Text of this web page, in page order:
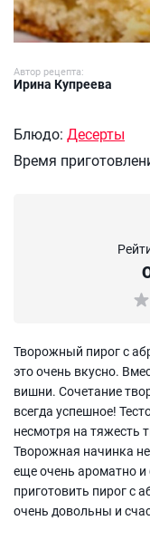
Автор рецепта:
Ирина Купреева
Блюдо: Десерты
Время
Творожный пирог с
это очень вкусно.
вишни. Сочетание
всегда успешное!
несмотря на тяжесть
Творожная начинка
еще очень ароматно и
приготовить пирог с
очень довольны и